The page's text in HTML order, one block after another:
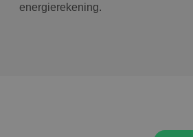
energierekening.